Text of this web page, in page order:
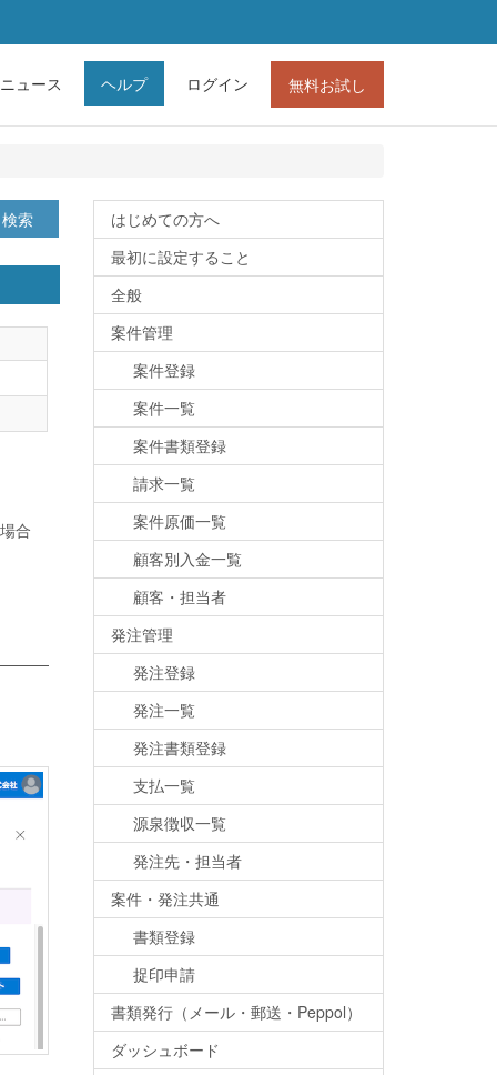
ニュース ヘルプ ログイン 無料お試し
検索
合
はじめての方へ
最初に設定すること
全般
案件管理
案件登録
案件一覧
案件書類登録
請求一覧
案件原価一覧
顧客別入金一覧
顧客・担当者
発注管理
発注登録
発注一覧
発注書類登録
支払一覧
源泉徴収一覧
発注先・担当者
案件・発注共通
書類登録
捉印申請
書類発行（メール・郵送・Peppol）
ダッシュボード